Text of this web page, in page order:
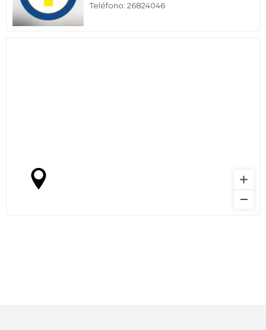
Teléfono: 26824046